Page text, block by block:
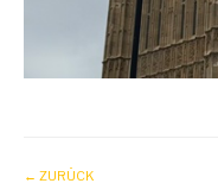
← ZURÜCK